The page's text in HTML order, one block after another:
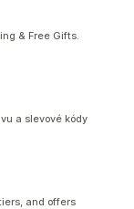
& Free Gifts.
a slevové kódy
and offers